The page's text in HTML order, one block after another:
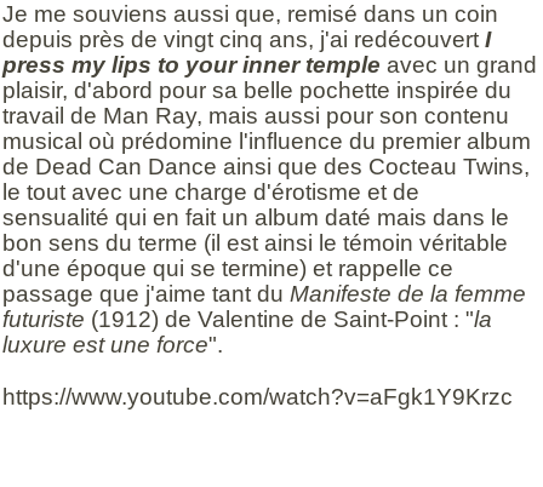
Je me souviens aussi que, remisé dans un coin
depuis près de vingt cinq ans, j'ai redécouvert I
press my lips to your inner temple avec un grand
plaisir, d'abord pour sa belle pochette inspirée du
travail de Man Ray, mais aussi pour son contenu
musical où prédomine l'influence du premier album
de Dead Can Dance ainsi que des Cocteau Twins,
le tout avec une charge d'érotisme et de
sensualité qui en fait un album daté mais dans le
bon sens du terme (il est ainsi le témoin véritable
d'une époque qui se termine) et rappelle ce
passage que j'aime tant du Manifeste de la femme
futuriste (1912) de Valentine de Saint-Point : "la
luxure est une force".
https://www.youtube.com/watch?v=aFgk1Y9Krzc